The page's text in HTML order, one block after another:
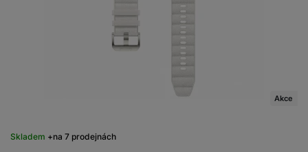
Skladem na 7 prodejnách
Akce